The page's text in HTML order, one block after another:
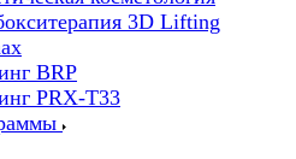
3D Lifting
BRP
PRX-T33